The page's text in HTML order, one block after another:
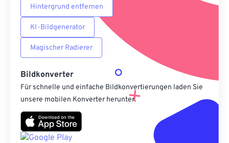
Hintergrund entfernen
KI-Bildgenerator
Magischer Radierer
Bildkonverter
Für schnelle und einfache Bildkonvertierungen laden Sie
unsere mobilen Konverter herunter.